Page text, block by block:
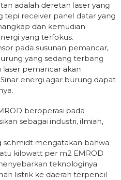
adalah deretan laser yang
tepi receiver panel datar yang
dan kemudian
yang terfokus.
pada susunan pemancar,
yang sedang terbang
pemancar akan
energi agar burung dapat
beroperasi pada
sebagai industri, ilmiah,
schmidt mengatakan bahwa
kilowatt per m2 EMROD
teknologinya
listrik ke daerah terpencil